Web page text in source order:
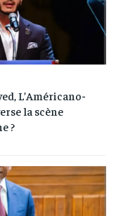
L’Américano-
la scène
?